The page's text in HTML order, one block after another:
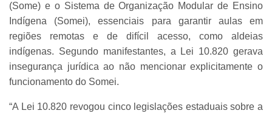
(Some) e o Sistema de Organização Modular de Ensino
Indígena (Somei), essenciais para garantir aulas em
regiões remotas e de difícil acesso, como aldeias
indígenas. Segundo manifestantes, a Lei 10.820 gerava
insegurança jurídica ao não mencionar explicitamente o
funcionamento do Somei.
“A Lei 10.820 revogou cinco legislações estaduais sobre a